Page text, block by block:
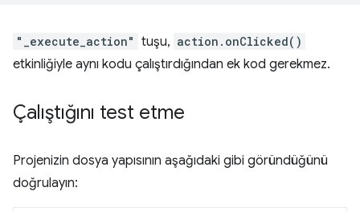
"_execute_action" tuşu, action.onClicked()
etkinliğiyle aynı kodu çalıştırdığından ek kod gerekmez.
Çalıştığını test etme
Projenizin dosya yapısının aşağıdaki gibi göründüğünü
doğrulayın: